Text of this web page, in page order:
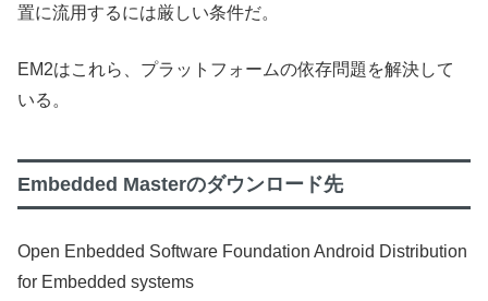
置に流用するには厳しい条件だ。
EM2はこれら、プラットフォームの依存問題を解決して
いる。
Embedded Masterのダウンロード先
Open Enbedded Software Foundation Android Distribution
for Embedded systems